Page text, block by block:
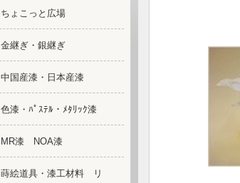
ちょこっと広場
金継ぎ・銀継ぎ
中国産漆・日本産漆
色漆・ﾊﾟｽﾃﾙ・ﾒﾀﾘｯｸ漆
MR漆 NOA漆
蒔絵道具・漆工材料 リ